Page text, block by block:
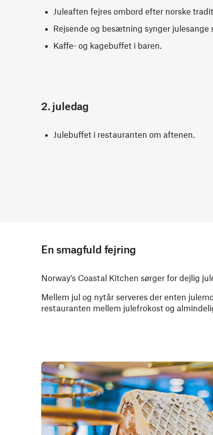
Juleaften fejres ombord efter norske
Rejsende og besætning synger julesange
Kaffe- og kagebuffet i baren.
2. juledag
Julebuffet i restauranten om aftenen.
En smagfuld fejring
Norway’s Coastal Kitchen sørger for dejlig
Mellem jul og nytår serveres der enten
restauranten mellem julefrokost og